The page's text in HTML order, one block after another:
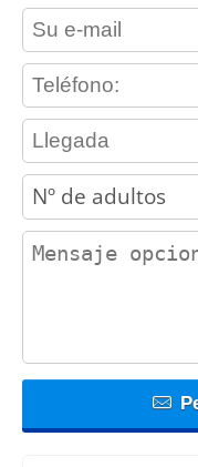
contact_email
contact_phone
adults
contact_message